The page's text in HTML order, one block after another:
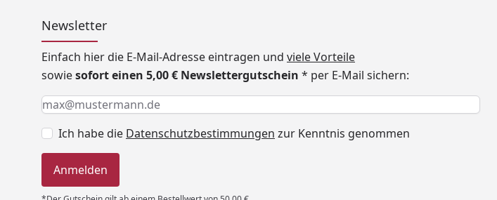
Newsletter
Einfach hier die E-Mail-Adresse eintragen und viele Vorteile
sowiesofort einen 5,00 € Newslettergutschein * per E-Mail sichern:
Keine Eingabe erforderlich
Eingabe erforderlich
E-Mail *
Ich habe die Datenschutzbestimmungen zur Kenntnis genommen
Anmelden